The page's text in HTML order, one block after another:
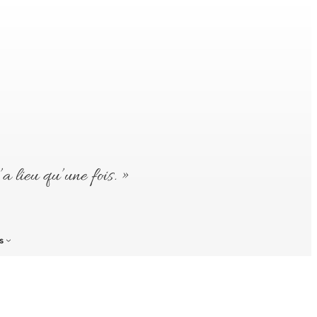
lieu qu’une fois. »